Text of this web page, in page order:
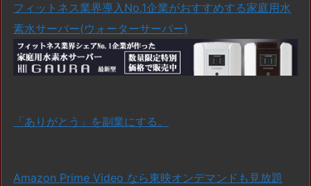
フィットネス業界導入No.1企業がおすすめする家庭用水
素水サーバー(ウォーターサーバー)
「ありがとう」を副業にする。
Amazon Prime Video なら東映オンデマンドも見放題